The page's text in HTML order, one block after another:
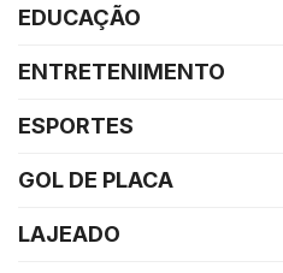
EDUCAÇÃO
ENTRETENIMENTO
ESPORTES
GOL DE PLACA
LAJEADO